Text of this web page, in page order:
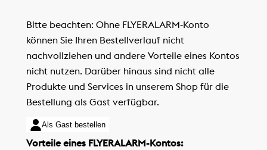
Bitte beachten: Ohne FLYERALARM-Konto
können Sie Ihren Bestellverlauf nicht
nachvollziehen und andere Vorteile eines Kontos
nicht nutzen. Darüber hinaus sind nicht alle
Produkte und Services in unserem Shop für die
Bestellung als Gast verfügbar.
Als Gast bestellen
Vorteile eines FLYERALARM-Kontos: